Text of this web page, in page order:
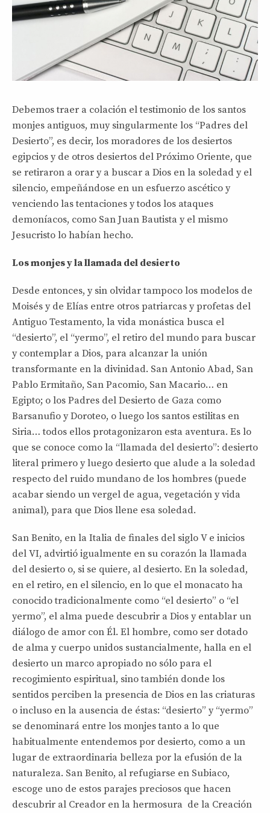
Debemos traer a colación el testimonio de los santos
monjes antiguos, muy singularmente los “Padres del
Desierto”, es decir, los moradores de los desiertos
egipcios y de otros desiertos del Próximo Oriente, que
se retiraron a orar y a buscar a Dios en la soledad y el
silencio, empeñándose en un esfuerzo ascético y
venciendo las tentaciones y todos los ataques
demoníacos, como San Juan Bautista y el mismo
Jesucristo lo habían hecho.
Los monjes y la llamada del desierto
Desde entonces, y sin olvidar tampoco los modelos de
Moisés y de Elías entre otros patriarcas y profetas del
Antiguo Testamento, la vida monástica busca el
“desierto”, el “yermo”, el retiro del mundo para buscar
y contemplar a Dios, para alcanzar la unión
transformante en la divinidad. San Antonio Abad, San
Pablo Ermitaño, San Pacomio, San Macario… en
Egipto; o los Padres del Desierto de Gaza como
Barsanufio y Doroteo, o luego los santos estilitas en
Siria… todos ellos protagonizaron esta aventura. Es lo
que se conoce como la “llamada del desierto”: desierto
literal primero y luego desierto que alude a la soledad
respecto del ruido mundano de los hombres (puede
acabar siendo un vergel de agua, vegetación y vida
animal), para que Dios llene esa soledad.
San Benito, en la Italia de finales del siglo V e inicios
del VI, advirtió igualmente en su corazón la llamada
del desierto o, si se quiere, al desierto. En la soledad,
en el retiro, en el silencio, en lo que el monacato ha
conocido tradicionalmente como “el desierto” o “el
yermo”, el alma puede descubrir a Dios y entablar un
diálogo de amor con Él. El hombre, como ser dotado
de alma y cuerpo unidos sustancialmente, halla en el
desierto un marco apropiado no sólo para el
recogimiento espiritual, sino también donde los
sentidos perciben la presencia de Dios en las criaturas
o incluso en la ausencia de éstas: “desierto” y “yermo”
se denominará entre los monjes tanto a lo que
habitualmente entendemos por desierto, como a un
lugar de extraordinaria belleza por la efusión de la
naturaleza. San Benito, al refugiarse en Subiaco,
escoge uno de estos parajes preciosos que hacen
descubrir al Creador en la hermosura de la Creación